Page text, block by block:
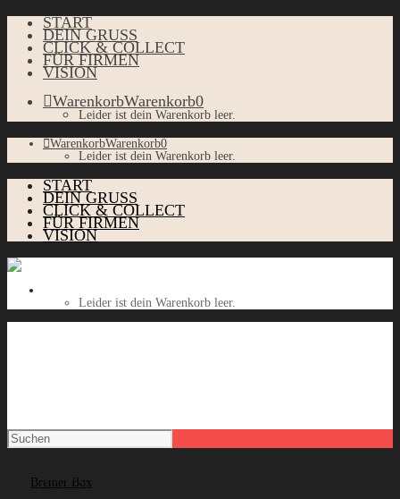
START
DEIN GRUSS
CLICK & COLLECT
FÜR FIRMEN
VISION
WarenkorbWarenkorb0
Leider ist dein Warenkorb leer.
WarenkorbWarenkorb0
Leider ist dein Warenkorb leer.
START
DEIN GRUSS
CLICK & COLLECT
FÜR FIRMEN
VISION
Leider ist dein Warenkorb leer.
AB GEHT DIE
BOX Geschenkkörbe